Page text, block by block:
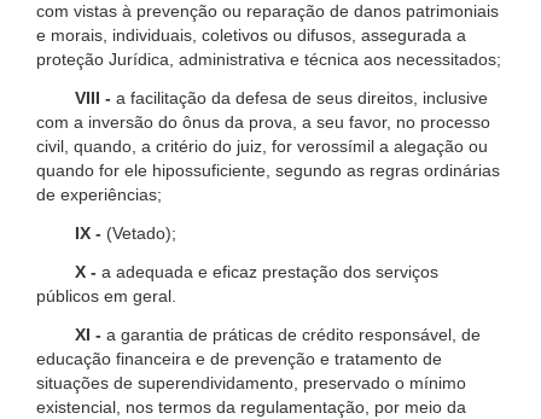
com vistas à prevenção ou reparação de danos patrimoniais
e morais, individuais, coletivos ou difusos, assegurada a
proteção Jurídica, administrativa e técnica aos necessitados;
VIII - a facilitação da defesa de seus direitos, inclusive
com a inversão do ônus da prova, a seu favor, no processo
civil, quando, a critério do juiz, for verossímil a alegação ou
quando for ele hipossuficiente, segundo as regras ordinárias
de experiências;
IX - (Vetado);
X - a adequada e eficaz prestação dos serviços
públicos em geral.
XI - a garantia de práticas de crédito responsável, de
educação financeira e de prevenção e tratamento de
situações de superendividamento, preservado o mínimo
existencial, nos termos da regulamentação, por meio da